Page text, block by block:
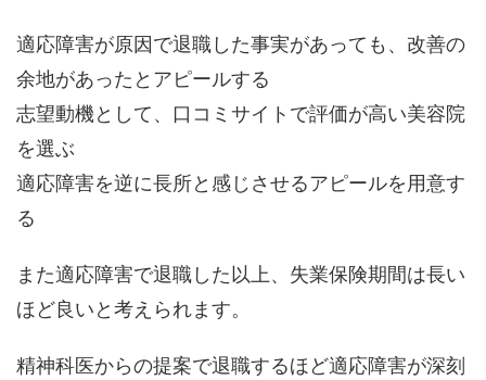
適応障害が原因で退職した事実があっても、改善の
余地があったとアピールする
志望動機として、口コミサイトで評価が高い美容院
を選ぶ
適応障害を逆に長所と感じさせるアピールを用意す
る
また適応障害で退職した以上、失業保険期間は長い
ほど良いと考えられます。
精神科医からの提案で退職するほど適応障害が深刻